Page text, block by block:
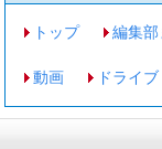
トップ 編集部
動画 ドライブ